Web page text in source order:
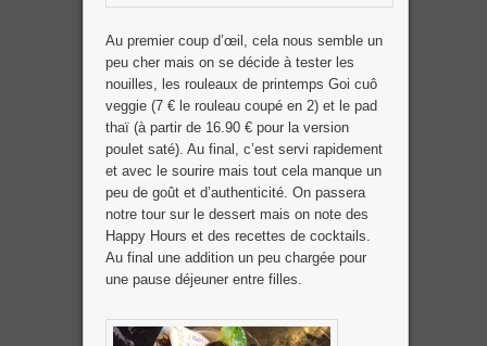
Au premier coup d’œil, cela nous semble un
peu cher mais on se décide à tester les
nouilles, les rouleaux de printemps Goi cuô
veggie (7 € le rouleau coupé en 2) et le pad
thaï (à partir de 16.90 € pour la version
poulet saté). Au final, c’est servi rapidement
et avec le sourire mais tout cela manque un
peu de goût et d’authenticité. On passera
notre tour sur le dessert mais on note des
Happy Hours et des recettes de cocktails.
Au final une addition un peu chargée pour
une pause déjeuner entre filles.